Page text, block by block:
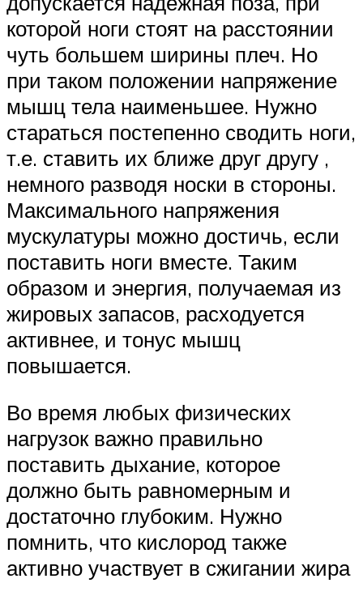
которой ноги стоят на расстоянии
чуть большем ширины плеч. Но
при таком положении напряжение
мышц тела наименьшее. Нужно
стараться постепенно сводить ноги,
т.е. ставить их ближе друг другу ,
немного разводя носки в стороны.
Максимального напряжения
мускулатуры можно достичь, если
поставить ноги вместе. Таким
образом и энергия, получаемая из
жировых запасов, расходуется
активнее, и тонус мышц
повышается.
Во время любых физических
нагрузок важно правильно
поставить дыхание, которое
должно быть равномерным и
достаточно глубоким. Нужно
помнить, что кислород также
активно участвует в сжигании жира